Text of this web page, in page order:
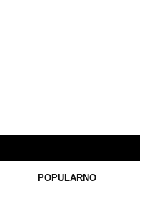
POPULARNO